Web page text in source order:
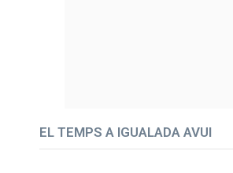
EL TEMPS A IGUALADA AVUI